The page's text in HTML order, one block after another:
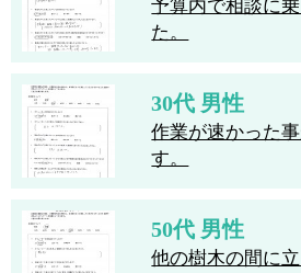
予算内で相談に
た。
30代 男性
作業が速かった
す。
50代 男性
他の樹木の間に